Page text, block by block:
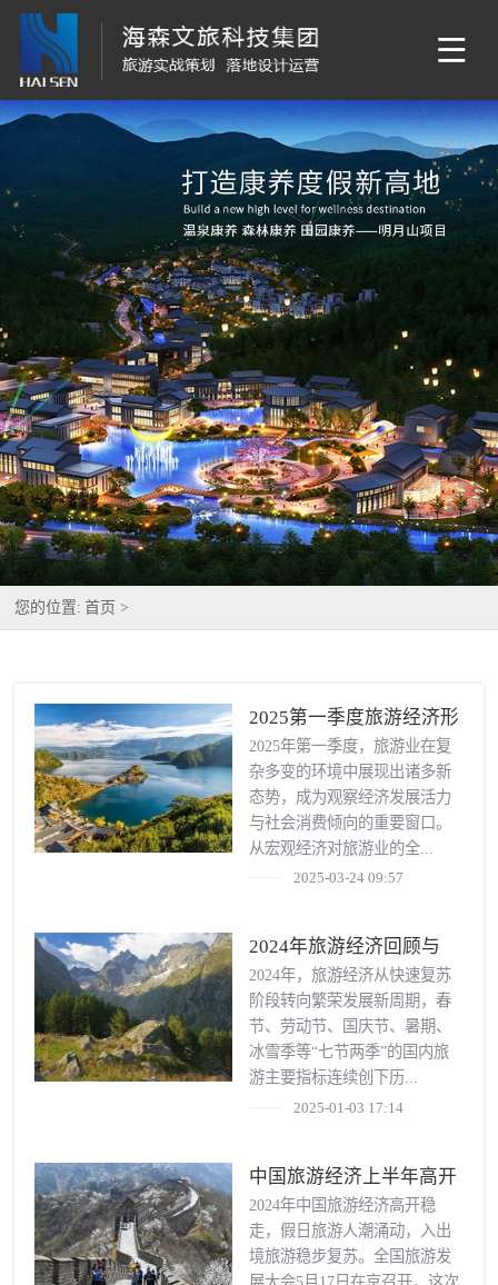
您的位置: 首页 >
2025第一季度旅游经济形
势分析与展望
2025年第一季度，旅游业在复
杂多变的环境中展现出诸多新
态势，成为观察经济发展活力
与社会消费倾向的重要窗口。
从宏观经济对旅游业的全...
2025-03-24 09:57
2024年旅游经济回顾与
2025年展望
2024年，旅游经济从快速复苏
阶段转向繁荣发展新周期，春
节、劳动节、国庆节、暑期、
冰雪季等“七节两季”的国内旅
游主要指标连续创下历...
2025-01-03 17:14
中国旅游经济上半年高开
稳走
2024年中国旅游经济高开稳
走，假日旅游人潮涌动，入出
境旅游稳步复苏。全国旅游发